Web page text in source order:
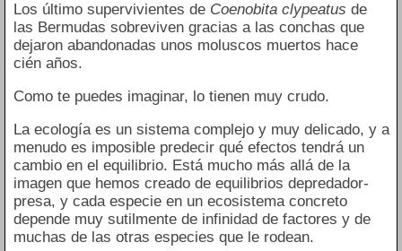
Los último supervivientes de Coenobita clypeatus de
las Bermudas sobreviven gracias a las conchas que
dejaron abandonadas unos moluscos muertos hace
cién años.
Como te puedes imaginar, lo tienen muy crudo.
La ecología es un sistema complejo y muy delicado, y a
menudo es imposible predecir qué efectos tendrá un
cambio en el equilibrio. Está mucho más allá de la
imagen que hemos creado de equilibrios depredador-
presa, y cada especie en un ecosistema concreto
depende muy sutilmente de infinidad de factores y de
muchas de las otras especies que le rodean.